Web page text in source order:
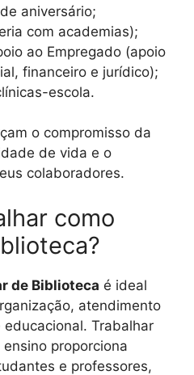
aniversário;
com academias);
ao Empregado (apoio
financeiro e jurídico);
escola.
o compromisso da
de vida e o
colaboradores.
como
de Biblioteca é ideal
atendimento
Trabalhar
proporciona
e professores,